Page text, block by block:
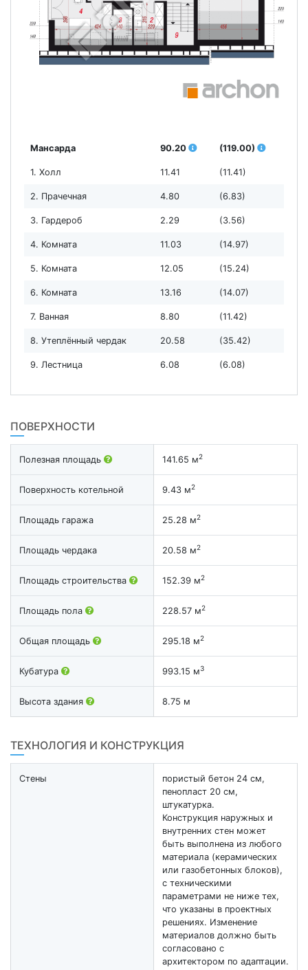
Мансарда 90.20 (119.00)
1. Холл 11.41 (11.41)
2. Прачечная 4.80 (6.83)
3. Гардероб 2.29 (3.56)
4. Комната 11.03 (14.97)
5. Комната 12.05 (15.24)
6. Комната 13.16 (14.07)
7. Ванная 8.80 (11.42)
8. Утеплённый чердак 20.58 (35.42)
9. Лестница 6.08 (6.08)
ПОВЕРХНОСТИ
Полезная площадь 141.65 м2
Поверхность котельной 9.43 м2
Площадь гаража 25.28 м2
Площадь чердака 20.58 м2
Площадь строительства 152.39 м2
Площадь пола 228.57 м2
Общая площадь 295.18 м2
Кубатура 993.15 м3
Высота здания 8.75 м
ТЕХНОЛОГИЯ И КОНСТРУКЦИЯ
Стены
пористый бетон 24 см,
пенопласт 20 см,
штукатурка.
Конструкция наружных и
внутренних стен может
быть выполнена из любого
материала (керамических
или газобетонных блоков),
с техническими
параметрами не ниже тех,
что указаны в проектных
решениях. Изменение
материалов должно быть
согласовано с
архитектором по адаптации.